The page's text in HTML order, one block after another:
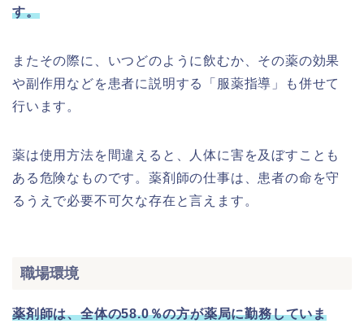
す。
またその際に、いつどのように飲むか、その薬の効果
や副作用などを患者に説明する「服薬指導」も併せて
行います。
薬は使用方法を間違えると、人体に害を及ぼすことも
ある危険なものです。薬剤師の仕事は、患者の命を守
るうえで必要不可欠な存在と言えます。
職場環境
薬剤師は、全体の58.0％の方が薬局に勤務していま